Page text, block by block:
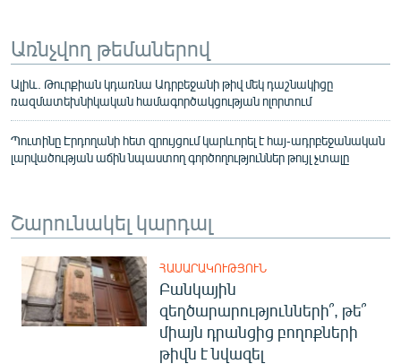
Առնչվող թեմաներով
Ալիև. Թուրքիան կդառնա Ադրբեջանի թիվ մեկ դաշնակիցը
ռազմատեխնիկական համագործակցության ոլորտում
Պուտինը Էրդողանի հետ զրույցում կարևորել է հայ-ադրբեջանական
լարվածության աճին նպաստող գործողություններ թույլ չտալը
Շարունակել կարդալ
ՀԱՍԱՐԱԿՈՒԹՅՈՒՆ
Բանկային
զեղծարարությունների՞, թե՞
միայն դրանցից բողոքների
թիվն է նվազել